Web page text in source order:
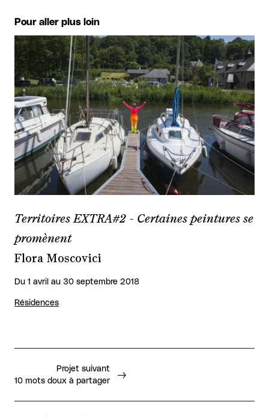
Pour aller plus loin
Territoires EXTRA#2 - Certaines peintures se
promènent
Flora Moscovici
Du 1 avril au 30 septembre 2018
Résidences
Projet suivant
10 mots doux à partager